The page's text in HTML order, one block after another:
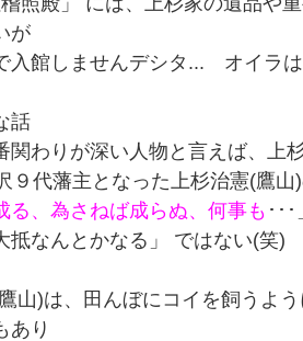
が
入館しませんデシタ... オイラ
話
関わりが深い人物と言えば、上
９代藩主となった上杉治憲(鷹
る、為さねば成らぬ、何事も ･･
抵なんとかなる」 ではない(笑)
鷹山)は、田んぼにコイを飼うよ
あり